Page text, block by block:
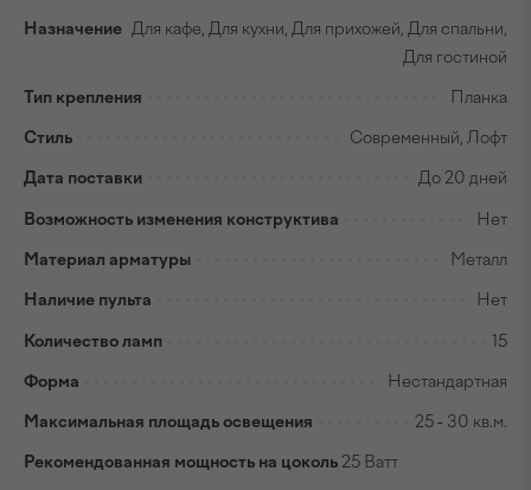
Назначение Для кафе, Для кухни, Для прихожей, Для спальни,
Для гостиной
Тип крепления Планка
Стиль Современный, Лофт
Дата поставки До 20 дней
Возможность изменения конструктива Нет
Материал арматуры Металл
Наличие пульта Нет
Количество ламп 15
Форма Нестандартная
Максимальная площадь освещения 25 - 30 кв.м.
Рекомендованная мощность на цоколь25 Ватт